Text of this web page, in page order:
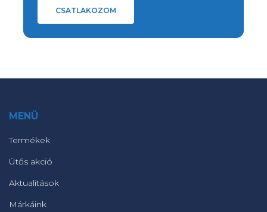
CSATLAKOZOM
MENÜ
Termékek
Ütős akció
Aktualitások
Márkáink